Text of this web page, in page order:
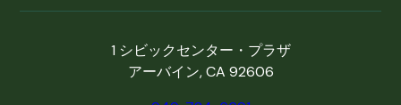
1 シビックセンター・プラザ
アーバイン, CA 92606